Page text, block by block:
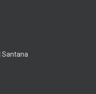
Santana